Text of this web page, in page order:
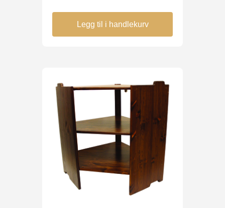
Legg til i handlekurv